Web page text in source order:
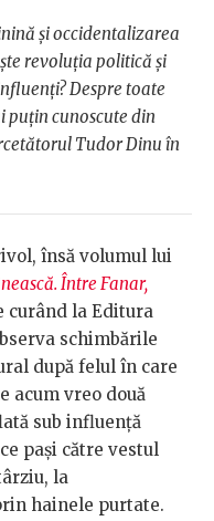
și occidentalizarea
revoluția politică și
Despre toate
puțin cunoscute din
Tudor Dinu în
însă volumul lui
Între Fanar,
curând la Editura
schimbările
după felul în care
acum vreo două
sub influență
pași către vestul
la
hainele purtate.